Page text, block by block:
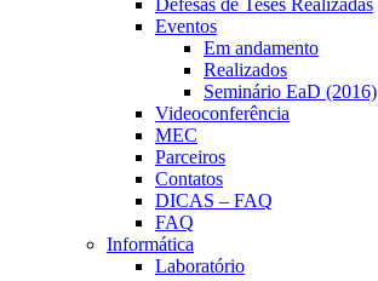
Defesas de Teses Realizadas
Eventos
Em andamento
Realizados
Seminário EaD (2016)
Videoconferência
MEC
Parceiros
Contatos
DICAS – FAQ
FAQ
Informática
Laboratório